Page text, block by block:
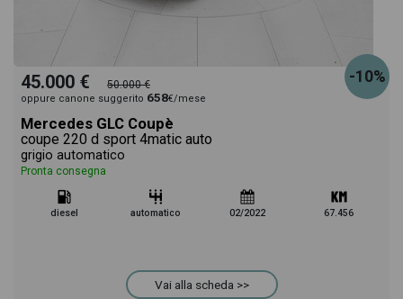
-10%
45.000 € 50.000 €
oppure canone suggerito 658€/mese
Mercedes GLC Coupè
coupe 220 d sport 4matic auto
grigio automatico
Pronta consegna
diesel automatico 02/2022 67.456
Vai alla scheda >>